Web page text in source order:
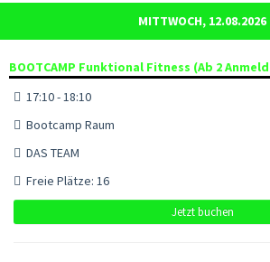
MITTWOCH, 12.08.2026
BOOTCAMP Funktional Fitness (Ab 2
17:10 - 18:10
Bootcamp Raum
DAS TEAM
Freie Plätze: 16
Jetzt buchen